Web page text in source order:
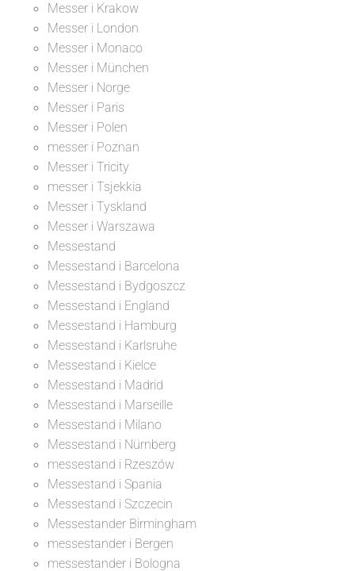
Messer i Krakow
Messer i London
Messer i Monaco
Messer i München
Messer i Norge
Messer i Paris
Messer i Polen
messer i Poznan
Messer i Tricity
messer i Tsjekkia
Messer i Tyskland
Messer i Warszawa
Messestand
Messestand i Barcelona
Messestand i Bydgoszcz
Messestand i England
Messestand i Hamburg
Messestand i Karlsruhe
Messestand i Kielce
Messestand i Madrid
Messestand i Marseille
Messestand i Milano
Messestand i Nürnberg
messestand i Rzeszów
Messestand i Spania
Messestand i Szczecin
Messestander Birmingham
messestander i Bergen
messestander i Bologna